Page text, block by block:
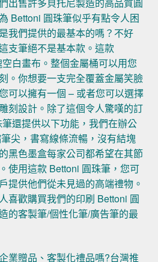
出售許多貝托尼製造的高品質圓
Bettoni 圓珠筆似乎有點令人困
我們提供的最基本的嗎？不好
筆絕不是基本款。這款
白畫布。整個金屬桶可以用您
。你想要一支完全覆蓋金屬笑臉
可以擁有一個 – 或者您可以選擇
刻設計。除了這個令人驚嘆的訂
還提供以下功能，我們在辦公
尖，書寫線條流暢，沒有結塊
黑色墨盒每家公司都希望在其節
使用這款 Bettoni 圓珠筆，您可
提供他們從未見過的高端禮物。
喜歡購買我們的印刷 Bettoni 圓
的客製筆/個性化筆/廣告筆的最
業贈品、客製化禮品嗎?台灣推